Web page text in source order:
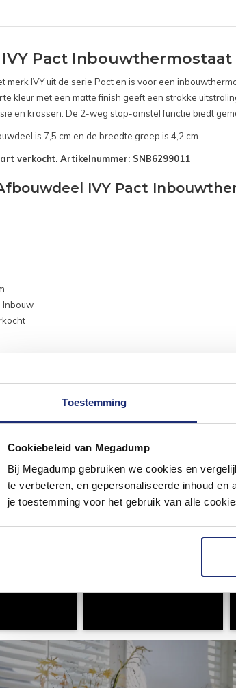
Toestemming
Cookiebeleid van Megadump
Bij Megadump gebruiken we cookies en
te verbeteren, en gepersonaliseerde inhoud
je toestemming voor het gebruik van alle
Pact Inbouwthermostaat
merk IVY uit de serie Pact en is voor een
kleur met een matte finish geeft een strakke
en krassen. De 2-weg stop-omstel functie biedt
is 7,5 cm en de breedte greep is 4,2 cm.
verkocht. Artikelnummer: SNB6299011
IVY Pact
Inbouw
van delen. Deel jouw badkamer op